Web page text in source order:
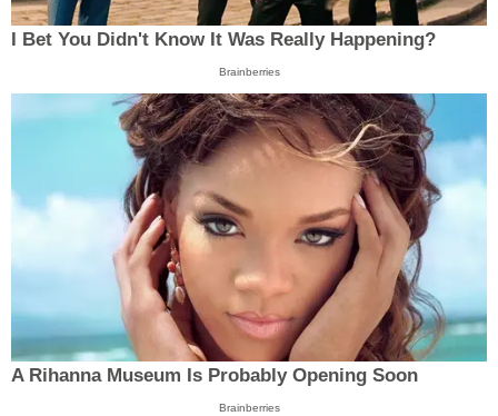
I Bet You Didn't Know It Was Really Happening?
Brainberries
A Rihanna Museum Is Probably Opening Soon
Brainberries